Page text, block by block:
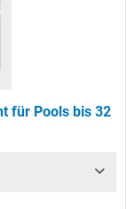
für Pools bis 32